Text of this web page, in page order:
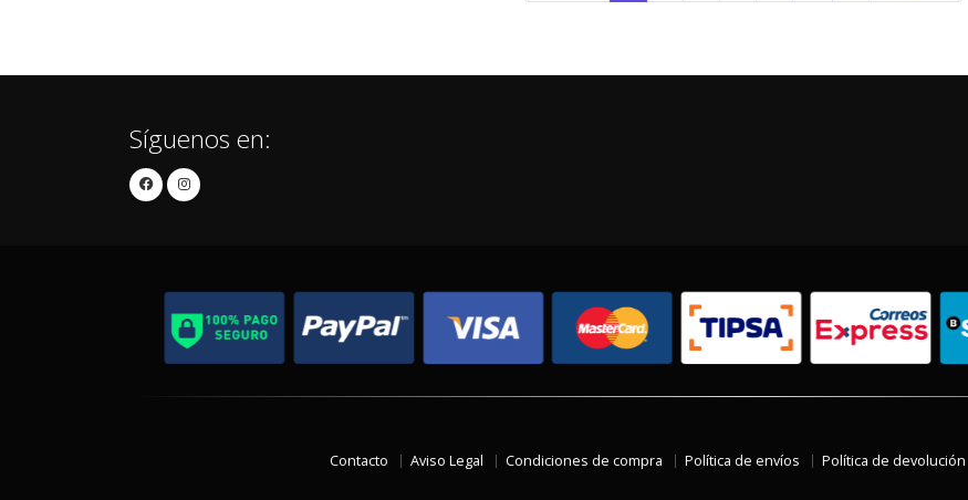
Síguenos en:
Contacto Aviso Legal Condiciones de compra Política de envíos Política de devolución